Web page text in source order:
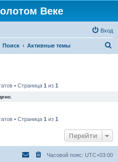
Веке
Вход
Поиск Активные темы
• Страница 1 из 1
• Страница 1 из 1
Перейти
Часовой пояс: UTC+03:00